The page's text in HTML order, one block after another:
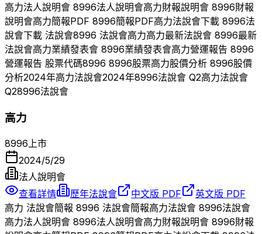
高力法人說明會 8996法人說明會高力財報說明會 8996財報
說明會高力簡報PDF 8996簡報PDF高力法說會下載 8996法
說會下載 法說會8996 法說會高力高力最新法說會 8996最新
法說會高力業績發表會 8996業績發表會高力營運報告 8996
營運報告 股票代碼8996 8996股票高力股價分析 8996股價
分析2024年高力法說會2024年8996法說會 Q2高力法說會
Q28996法說會
高力
8996 上市
2024/5/29
法人說明會
查看詳情
歷年法說會 中文版 PDF
英文版 PDF
高力 法說會簡報 8996 法說會簡報高力法說會 8996法說會
高力法人說明會 8996法人說明會高力財報說明會 8996財報